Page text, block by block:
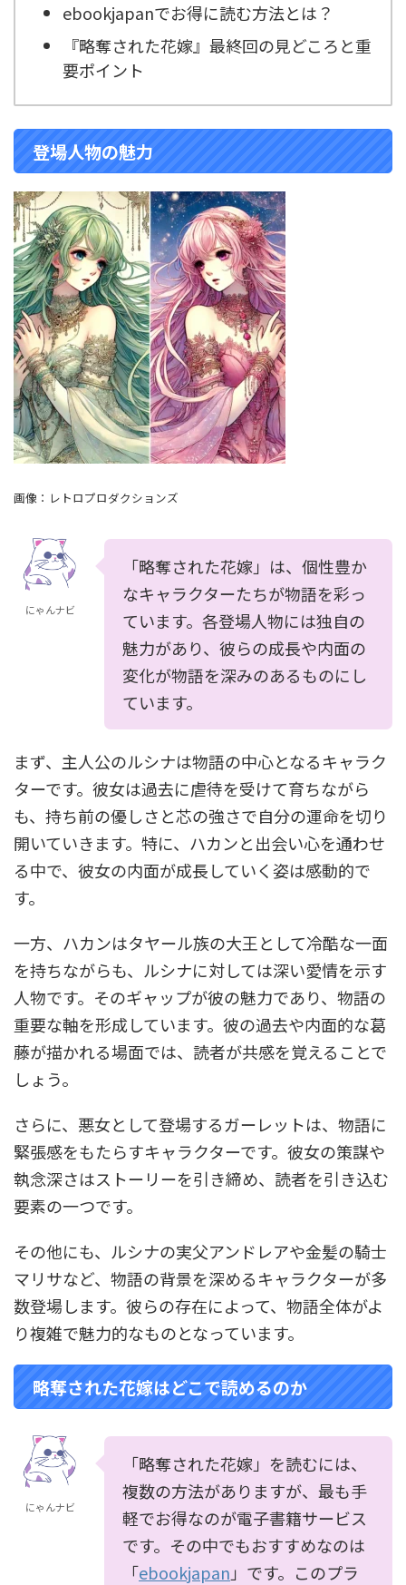
ebookjapanでお得に読む方法とは？
『略奪された花嫁』最終回の見どころと重
要ポイント
登場人物の魅力
画像：レトロプロダクションズ
にゃんナビ
「略奪された花嫁」は、個性豊か
なキャラクターたちが物語を彩っ
ています。各登場人物には独自の
魅力があり、彼らの成長や内面の
変化が物語を深みのあるものにし
ています。
まず、主人公のルシナは物語の中心となるキャラク
ターです。彼女は過去に虐待を受けて育ちながら
も、持ち前の優しさと芯の強さで自分の運命を切り
開いていきます。特に、ハカンと出会い心を通わせ
る中で、彼女の内面が成長していく姿は感動的で
す。
一方、ハカンはタヤール族の大王として冷酷な一面
を持ちながらも、ルシナに対しては深い愛情を示す
人物です。そのギャップが彼の魅力であり、物語の
重要な軸を形成しています。彼の過去や内面的な葛
藤が描かれる場面では、読者が共感を覚えることで
しょう。
さらに、悪女として登場するガーレットは、物語に
緊張感をもたらすキャラクターです。彼女の策謀や
執念深さはストーリーを引き締め、読者を引き込む
要素の一つです。
その他にも、ルシナの実父アンドレアや金髪の騎士
マリサなど、物語の背景を深めるキャラクターが多
数登場します。彼らの存在によって、物語全体がよ
り複雑で魅力的なものとなっています。
略奪された花嫁はどこで読めるのか
にゃんナビ
「略奪された花嫁」を読むには、
複数の方法がありますが、最も手
軽でお得なのが電子書籍サービス
です。その中でもおすすめなのは
「ebookjapan 」です。このプラ